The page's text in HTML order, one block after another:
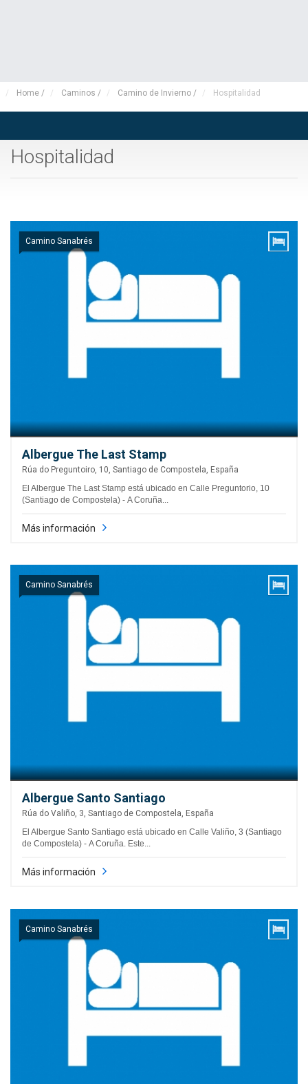
Home / Caminos / Camino de Invierno / Hospitalidad
Hospitalidad
Camino Sanabrés
Albergue The Last Stamp
Rúa do Preguntoiro, 10, Santiago de Compostela, España
El Albergue The Last Stamp está ubicado en Calle Preguntorio, 10
(Santiago de Compostela) - A Coruña...
Más información
Camino Sanabrés
Albergue Santo Santiago
Rúa do Valiño, 3, Santiago de Compostela, España
El Albergue Santo Santiago está ubicado en Calle Valiño, 3 (Santiago
de Compostela) - A Coruña. Este...
Más información
Camino Sanabrés